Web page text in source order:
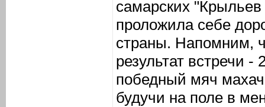
самарских
проложила себе
страны. Напомним,
результат встречи -
победный мяч
будучи на поле в